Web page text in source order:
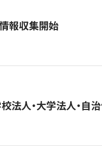
報収集開始
法人・大学法人・